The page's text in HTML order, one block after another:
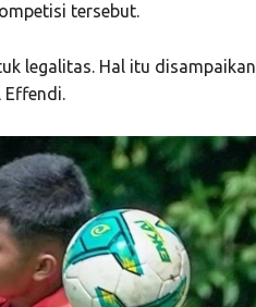
tersebut.
legalitas. Hal itu disampaikan
Effendi.